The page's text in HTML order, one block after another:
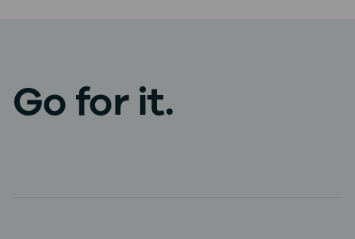
Go for it.